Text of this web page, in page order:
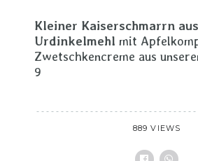
Kleiner Kaiserschmarrn aus
Urdinkelmehl mit
Zwetschkencreme aus
9
889 VIEWS